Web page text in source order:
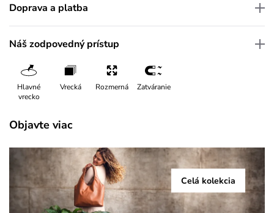
Doprava a platba
Náš zodpovedný prístup
Hlavné
vrecko
Vrecká Rozmerná Zatváranie
Objavte viac
Celá kolekcia